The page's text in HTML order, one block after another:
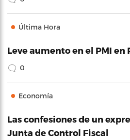
Última Hora
Leve aumento en el PMI en
0
Economía
Las confesiones de un
Junta de Control Fiscal